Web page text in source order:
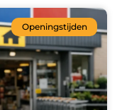
Openingstijden